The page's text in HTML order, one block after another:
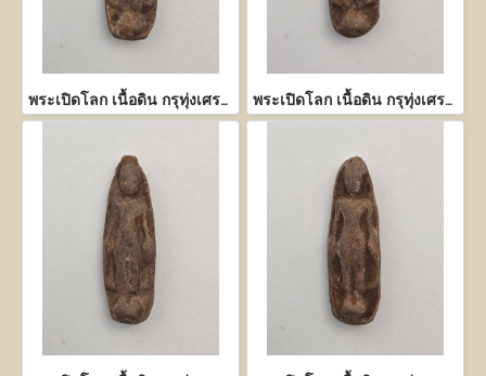
พระเปิดโลก เนื้อดิน กรุทุ่งเศรษฐี กำแพงเพชร พระเปิดโลก เนื้อดิน กรุทุ่งเศรษฐี กำแพงเพชร